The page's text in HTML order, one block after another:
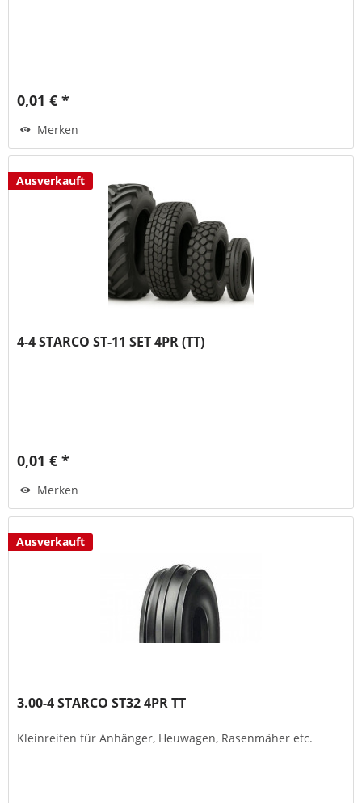
0,01 € *
Merken
Ausverkauft
4-4 STARCO ST-11 SET 4PR (TT)
0,01 € *
Merken
Ausverkauft
3.00-4 STARCO ST32 4PR TT
Kleinreifen für Anhänger, Heuwagen, Rasenmäher etc.